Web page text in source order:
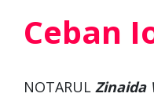
Ceban
NOTARUL Zinaida